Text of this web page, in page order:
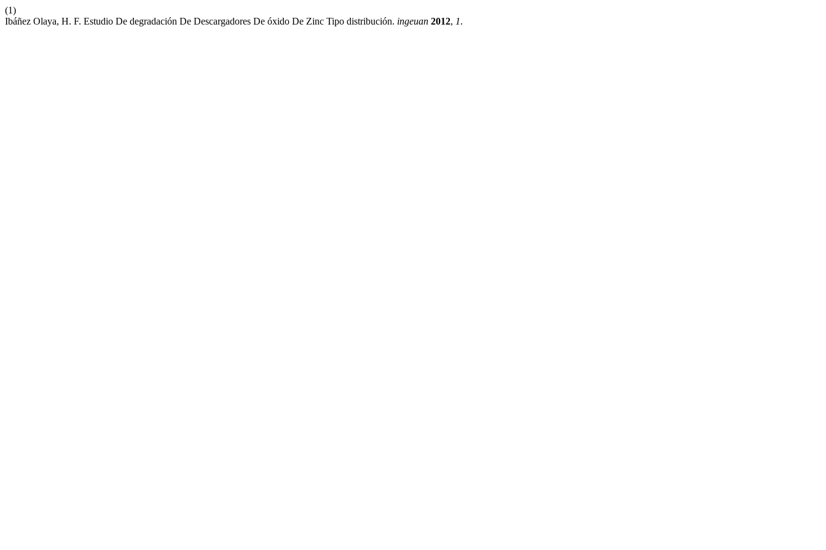
(1)
Ibáñez Olaya, H. F. Estudio De degradación De Descargadores De óxido De Zinc Tipo distribución. ingeuan 2012, 1.